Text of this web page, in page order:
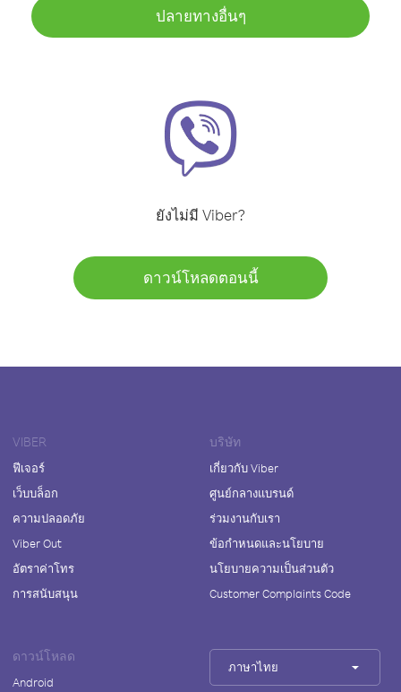
ปลายทางอื่นๆ
ยังไม่มี Viber?
ดาวน์โหลดตอนนี้
VIBER
ฟีเจอร์
เว็บบล็อก
ความปลอดภัย
Viber Out
อัตราค่าโทร
การสนับสนุน
บริษัท
เกี่ยวกับ Viber
ศูนย์กลางแบรนด์
ร่วมงานกับเรา
ข้อกำหนดและนโยบาย
นโยบายความเป็นส่วนตัว
Customer Complaints Code
ดาวน์โหลด
Android
ภาษาไทย